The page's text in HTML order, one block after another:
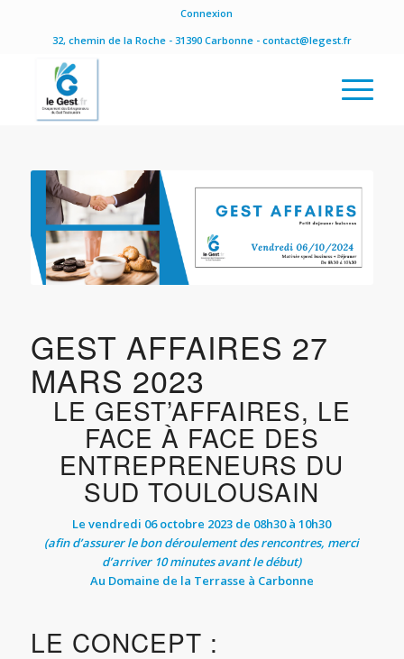
Connexion
32, chemin de la Roche - 31390 Carbonne - contact@legest.fr
GEST AFFAIRES 27
MARS 2023
LE GEST’AFFAIRES, LE
FACE À FACE DES
ENTREPRENEURS DU
SUD TOULOUSAIN
Le vendredi 06 octobre 2023 de 08h30 à 10h30
(afin d’assurer le bon déroulement des rencontres, merci
d’arriver 10 minutes avant le début)
Au Domaine de la Terrasse à Carbonne
LE CONCEPT :